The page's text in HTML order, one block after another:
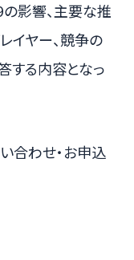
影響、主要な推
イヤー、競争の
する内容となっ
合わせ・お申込